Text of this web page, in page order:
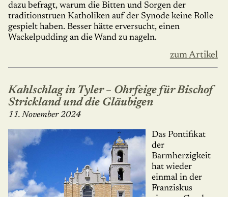
dazu befragt, warum die Bitten und Sorgen der
traditionstruen Katholiken auf der Synode keine Rolle
gespielt haben. Besser hätte erversucht, einen
Wackelpudding an die Wand zu nageln.
zum Artikel
Kahlschlag in Tyler – Ohrfeige für Bischof
Strickland und die Gläubigen
11. November 2024
Das Pontifikat
der
Barmherzigkeit
hat wieder
einmal in der
Franziskus